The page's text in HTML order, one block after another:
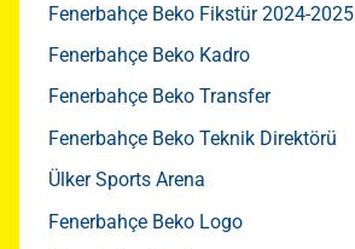
Fenerbahçe Beko Fikstür 2024-2025
Fenerbahçe Beko Kadro
Fenerbahçe Beko Transfer
Fenerbahçe Beko Teknik Direktörü
Ülker Sports Arena
Fenerbahçe Beko Logo